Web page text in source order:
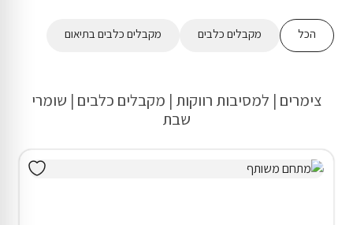
הכל מקבלים כלבים מקבלים כלבים בתיאום
צימרים | למסיבות רווקות | מקבלים כלבים | שומרי
שבת